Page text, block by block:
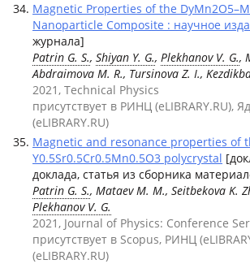
Magnetic Properties of the
Nanoparticle Composite : научное
журнала]
Patrin G. S., Shiyan Y. G., Plekhanov V. G.,
Abdraimova M. R., Tursinova Z. I.,
2021, Technical Physics
присутствует в РИНЦ (eLIBRARY.RU),
(eLIBRARY.RU)
Magnetic and resonance properties of
Y0.5Sr0.5Cr0.5Mn0.5O3 polycrystal
доклада, статья из сборника
Patrin G. S., Mataev M. M., Seitbekova K.
Plekhanov V. G.
2021, Journal of Physics: Conference
присутствует в Scopus, РИНЦ
(eLIBRARY.RU)